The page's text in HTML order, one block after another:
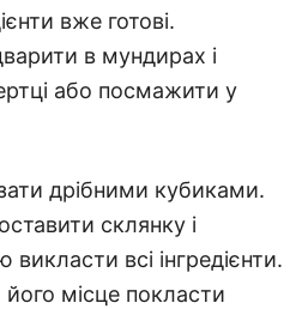
вже готові.
в мундирах і
або посмажити у
дрібними кубиками.
склянку і
викласти всі інгредієнти.
місце покласти